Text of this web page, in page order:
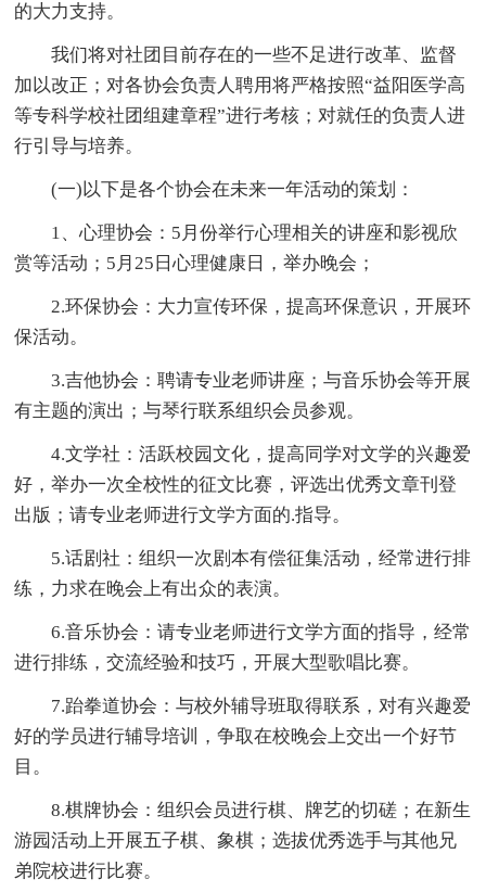
的大力支持。
我们将对社团目前存在的一些不足进行改革、监督
加以改正；对各协会负责人聘用将严格按照“益阳医学高
等专科学校社团组建章程”进行考核；对就任的负责人进
行引导与培养。
(一)以下是各个协会在未来一年活动的策划：
1、心理协会：5月份举行心理相关的讲座和影视欣
赏等活动；5月25日心理健康日，举办晚会；
2.环保协会：大力宣传环保，提高环保意识，开展环
保活动。
3.吉他协会：聘请专业老师讲座；与音乐协会等开展
有主题的演出；与琴行联系组织会员参观。
4.文学社：活跃校园文化，提高同学对文学的兴趣爱
好，举办一次全校性的征文比赛，评选出优秀文章刊登
出版；请专业老师进行文学方面的.指导。
5.话剧社：组织一次剧本有偿征集活动，经常进行排
练，力求在晚会上有出众的表演。
6.音乐协会：请专业老师进行文学方面的指导，经常
进行排练，交流经验和技巧，开展大型歌唱比赛。
7.跆拳道协会：与校外辅导班取得联系，对有兴趣爱
好的学员进行辅导培训，争取在校晚会上交出一个好节
目。
8.棋牌协会：组织会员进行棋、牌艺的切磋；在新生
游园活动上开展五子棋、象棋；选拔优秀选手与其他兄
弟院校进行比赛。